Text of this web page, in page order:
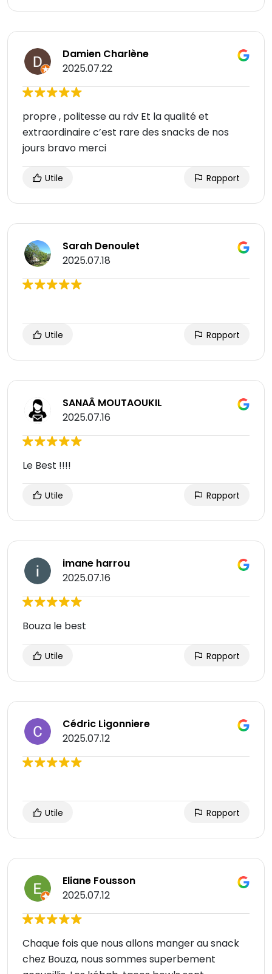
Damien Charlène
2025.07.22
propre , politesse au rdv Et la qualité et
extraordinaire c’est rare des snacks de nos
jours bravo merci
Utile Rapport
Sarah Denoulet
2025.07.18
Utile Rapport
SANAÂ MOUTAOUKIL
2025.07.16
Le Best !!!!
Utile Rapport
imane harrou
2025.07.16
Bouza le best
Utile Rapport
Cédric Ligonniere
2025.07.12
Utile Rapport
Eliane Fousson
2025.07.12
Chaque fois que nous allons manger au snack
chez Bouza, nous sommes superbement